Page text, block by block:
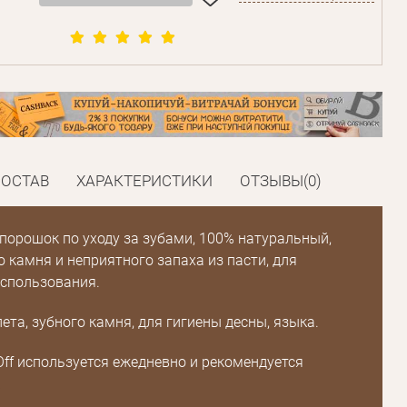
ХАРАКТЕРИСТИКИ ОТЗЫВЫ(0)
по уходу за зубами, 100% натуральный,
камня и неприятного запаха из пасти, для
зубного камня, для гигиены десны, языка.
используется ежедневно и рекомендуется
Пароль